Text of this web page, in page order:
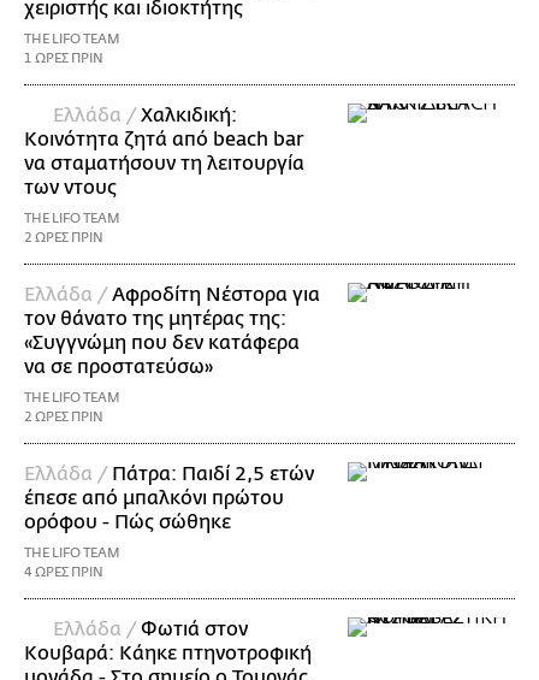
χειριστής και ιδιοκτήτης
THE LIFO TEAM
1 ΩΡΕΣ ΠΡΙΝ
Ελλάδα / Χαλκιδική:
Κοινότητα ζητά από beach bar
να σταματήσουν τη λειτουργία
των ντους
THE LIFO TEAM
2 ΩΡΕΣ ΠΡΙΝ
Ελλάδα / Αφροδίτη Νέστορα για
τον θάνατο της μητέρας της:
«Συγγνώμη που δεν κατάφερα
να σε προστατεύσω»
THE LIFO TEAM
2 ΩΡΕΣ ΠΡΙΝ
Ελλάδα / Πάτρα: Παιδί 2,5 ετών
έπεσε από μπαλκόνι πρώτου
ορόφου - Πώς σώθηκε
THE LIFO TEAM
4 ΩΡΕΣ ΠΡΙΝ
Ελλάδα / Φωτιά στον
Κουβαρά: Κάηκε πτηνοτροφική